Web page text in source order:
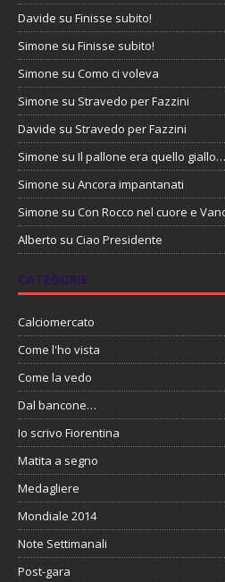
Davide su Finisse subito!
Simone su Finisse subito!
Simone su Como ci voleva
Simone su Stravedo per Fazzini
Davide su Stravedo per Fazzini
Simone su Il pallone era quello giallo…
Simone su Ancora impantanati
Simone su Con Rocco nel cuore e
Alberto su Ciao Presidente
CATEGORIE
Calciomercato
Come l'ho vista
Come la vedo
Dal bancone…
Io scrivo Fiorentina
Matita a segno
Medagliere
Mondiale 2014
Note Settimanali
Post-gara